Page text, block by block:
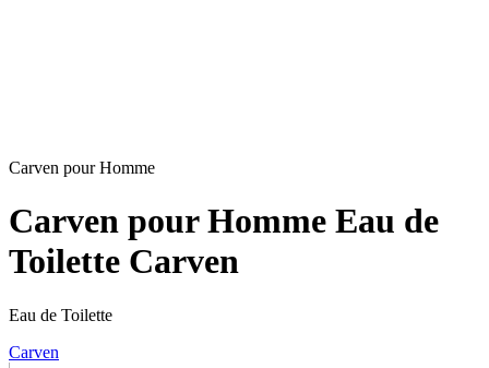
Carven pour Homme
Carven pour Homme Eau de
Toilette Carven
Eau de Toilette
Carven